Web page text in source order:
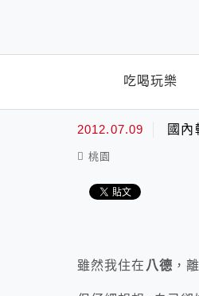
吃喝玩樂
2012.07.09 國內
桃園
雖然我住在 八德 ，離